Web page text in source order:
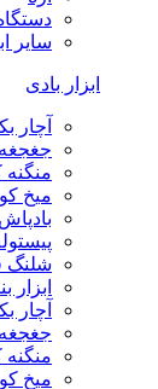
سایر
ابزار بادی
آچار
میخ
بادپاش
شلنگ
ابزار
آچار
میخ